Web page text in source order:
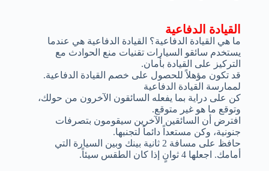
القيادة الدفاعية
ما هي القيادة الدفاعية؟ القيادة الدفاعية هي عندما
يستخدم سائقو السيارات تقنيات منع الحوادث مع
التركيز على القيادة بأمان.
قد تكون مؤهلاً للحصول على خصم القيادة الدفاعية.
لممارسة القيادة الدفاعية
كن على دراية بما يفعله السائقون الآخرون من حولك،
وتوقع ما هو غير متوقع.
افترض أن السائقين الآخرين سيقومون بتصرفات
جنونية، وكن مستعداً دائماً لتجنبها.
حافظ على مسافة 2 ثانية بينك وبين السيارة التي
أمامك. اجعلها 4 ثوانٍ إذا كان الطقس سيئاً.